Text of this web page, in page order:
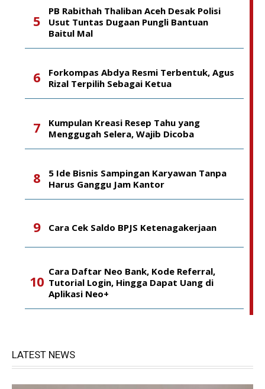
PB Rabithah Thaliban Aceh Desak Polisi
Usut Tuntas Dugaan Pungli Bantuan
Baitul Mal
Forkompas Abdya Resmi Terbentuk, Agus
Rizal Terpilih Sebagai Ketua
Kumpulan Kreasi Resep Tahu yang
Menggugah Selera, Wajib Dicoba
5 Ide Bisnis Sampingan Karyawan Tanpa
Harus Ganggu Jam Kantor
Cara Cek Saldo BPJS Ketenagakerjaan
Cara Daftar Neo Bank, Kode Referral,
Tutorial Login, Hingga Dapat Uang di
Aplikasi Neo+
LATEST NEWS